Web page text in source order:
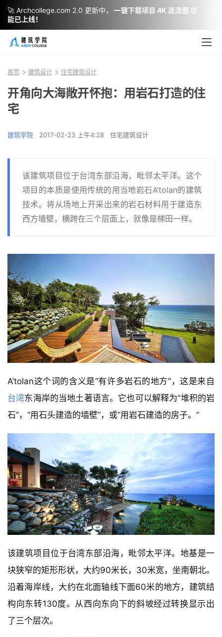
首页 建筑设计 住宅建筑设计
开角向大海敞开怀抱：用岩石打造的住
宅
建筑学院 2017-02-23 上午4:28 住宅建筑设计
该建筑项目位于台湾东部沿海，毗邻太平洋。这个
项目的本质是使用传统的用当地岩石A’tolan的建筑
技术。将从场地上开采出来的岩石材料用于建造东
西方墙壁，横跨在三个层面上，就像是梯田一样。
A’tolan这个词的含义是“有许多岩石的地方”，这是来自
台湾东海岸的当地土著语言。它也可以解释为“堆积的岩
石”，“用石头建造的墙壁”，或“用岩石建造的房子。”
该建筑项目位于台湾东部沿海，毗邻太平洋。地基是一
块狭窄的矩形形状，大约90米长，30米宽，坐南朝北。
沿着海岸线，大约在北面轴线下面60米的地方，建筑结
构向东转130度。从西向东向下的斜坡经过转换显示出
了三个层次。
🚀 Archcollege.com 2.0 更新中，
一键下载项目 4K 高清图 功
能已上线！